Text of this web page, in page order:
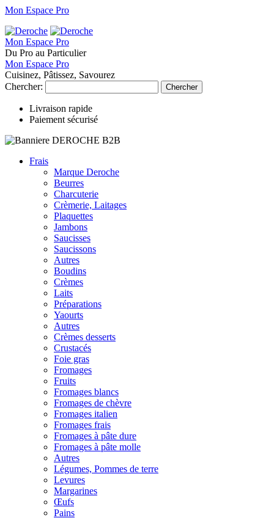
Mon Espace Pro
Mon Espace Pro
Du Pro au Particulier
Mon Espace Pro
Cuisinez, Pâtissez, Savourez
Chercher:
Chercher
Livraison rapide
Paiement sécurisé
Frais
Marque Deroche
Beurres
Charcuterie
Crèmerie, Laitages
Plaquettes
Jambons
Saucisses
Saucissons
Autres
Boudins
Crèmes
Laits
Préparations
Yaourts
Autres
Crèmes desserts
Crustacés
Foie gras
Fromages
Fruits
Fromages blancs
Fromages de chèvre
Fromages italien
Fromages frais
Fromages à pâte dure
Fromages à pâte molle
Autres
Légumes, Pommes de terre
Levures
Margarines
Œufs
Pains